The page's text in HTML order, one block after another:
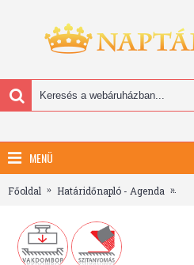
MENÜ
Főoldal Határidőnapló - Agenda